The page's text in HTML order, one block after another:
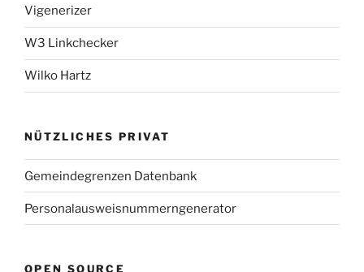
Vigenerizer
W3 Linkchecker
Wilko Hartz
NÜTZLICHES PRIVAT
Gemeindegrenzen Datenbank
Personalausweisnummerngenerator
OPEN SOURCE